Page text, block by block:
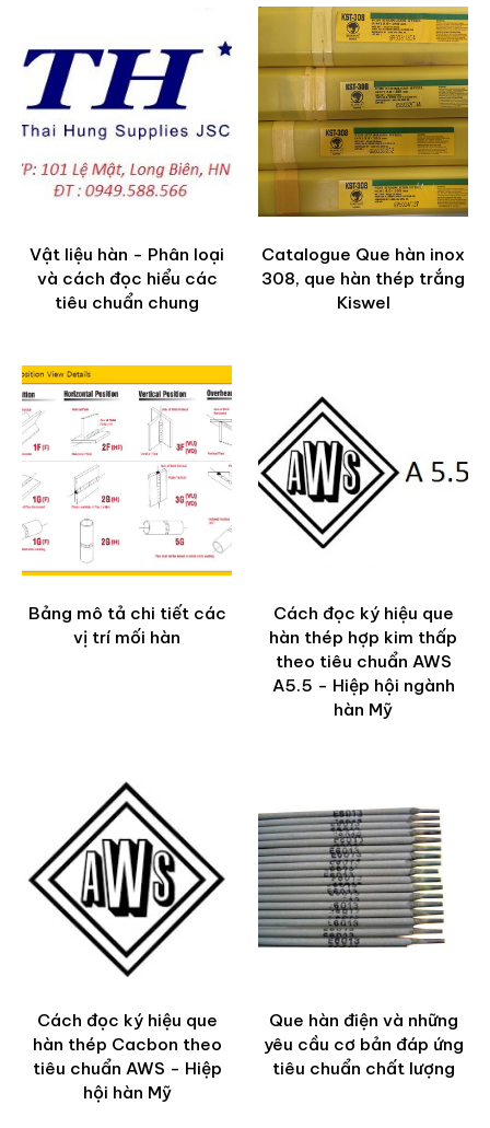
Vật liệu hàn - Phân loại
và cách đọc hiểu các
tiêu chuẩn chung
Catalogue Que hàn inox
308, que hàn thép trắng
Kiswel
Bảng mô tả chi tiết các
vị trí mối hàn
Cách đọc ký hiệu que
hàn thép hợp kim thấp
theo tiêu chuẩn AWS
A5.5 - Hiệp hội ngành
hàn Mỹ
Cách đọc ký hiệu que
hàn thép Cacbon theo
tiêu chuẩn AWS - Hiệp
hội hàn Mỹ
Que hàn điện và những
yêu cầu cơ bản đáp ứng
tiêu chuẩn chất lượng